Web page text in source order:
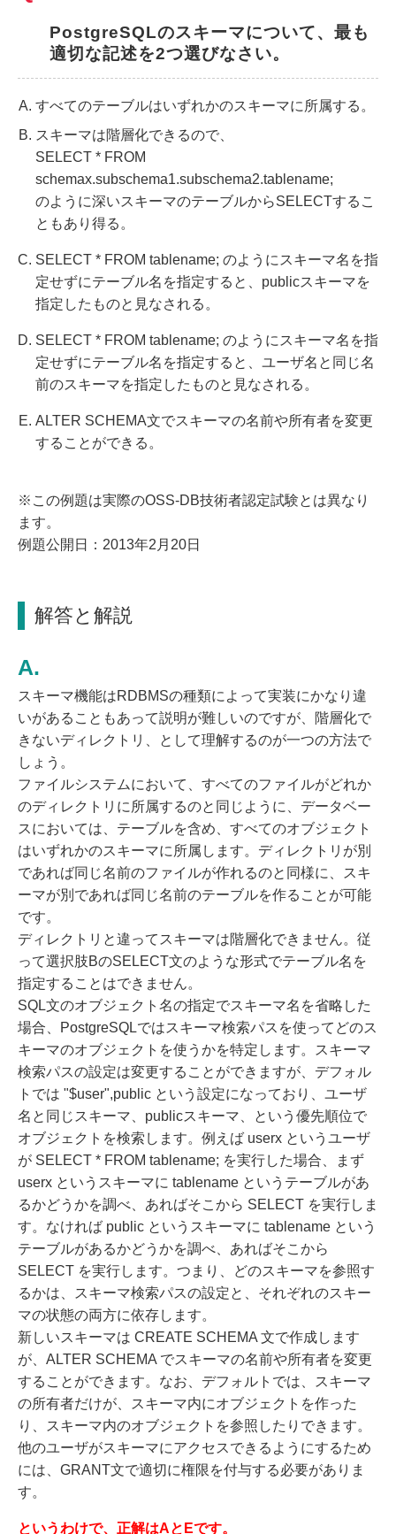
PostgreSQLのスキーマについて、最も
適切な記述を2つ選びなさい。
すべてのテーブルはいずれかのスキーマに所属する。
スキーマは階層化できるので、
SELECT * FROM
schemax.subschema1.subschema2.tablename;
のように深いスキーマのテーブルからSELECTするこ
ともあり得る。
SELECT * FROM tablename; のようにスキーマ名を指
定せずにテーブル名を指定すると、publicスキーマを
指定したものと見なされる。
SELECT * FROM tablename; のようにスキーマ名を指
定せずにテーブル名を指定すると、ユーザ名と同じ名
前のスキーマを指定したものと見なされる。
ALTER SCHEMA文でスキーマの名前や所有者を変更
することができる。
※この例題は実際のOSS-DB技術者認定試験とは異なり
ます。
例題公開日：2013年2月20日
解答と解説
スキーマ機能はRDBMSの種類によって実装にかなり違
いがあることもあって説明が難しいのですが、階層化で
きないディレクトリ、として理解するのが一つの方法で
しょう。
ファイルシステムにおいて、すべてのファイルがどれか
のディレクトリに所属するのと同じように、データベー
スにおいては、テーブルを含め、すべてのオブジェクト
はいずれかのスキーマに所属します。ディレクトリが別
であれば同じ名前のファイルが作れるのと同様に、スキ
ーマが別であれば同じ名前のテーブルを作ることが可能
です。
ディレクトリと違ってスキーマは階層化できません。従
って選択肢BのSELECT文のような形式でテーブル名を
指定することはできません。
SQL文のオブジェクト名の指定でスキーマ名を省略した
場合、PostgreSQLではスキーマ検索パスを使ってどのス
キーマのオブジェクトを使うかを特定します。スキーマ
検索パスの設定は変更することができますが、デフォル
トでは "$user",public という設定になっており、ユーザ
名と同じスキーマ、publicスキーマ、という優先順位で
オブジェクトを検索します。例えば userx というユーザ
が SELECT * FROM tablename; を実行した場合、まず
userx というスキーマに tablename というテーブルがあ
るかどうかを調べ、あればそこから SELECT を実行しま
す。なければ public というスキーマに tablename という
テーブルがあるかどうかを調べ、あればそこから
SELECT を実行します。つまり、どのスキーマを参照す
るかは、スキーマ検索パスの設定と、それぞれのスキー
マの状態の両方に依存します。
新しいスキーマは CREATE SCHEMA 文で作成します
が、ALTER SCHEMA でスキーマの名前や所有者を変更
することができます。なお、デフォルトでは、スキーマ
の所有者だけが、スキーマ内にオブジェクトを作った
り、スキーマ内のオブジェクトを参照したりできます。
他のユーザがスキーマにアクセスできるようにするため
には、GRANT文で適切に権限を付与する必要がありま
す。
というわけで、正解はAとEです。